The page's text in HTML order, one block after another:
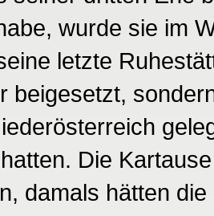
wurde sie im
letzte
beigesetzt,
Die
damals hätten